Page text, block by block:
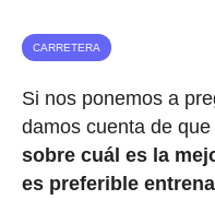
CARRETERA
Si nos ponemos a
damos cuenta de que
sobre cuál es la
es preferible